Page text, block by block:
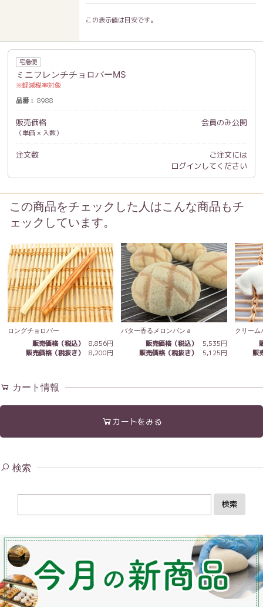
この表示値は目安です。
宅急便
ミニフレンチチョロバーMS
軽減税率対象
品番
8988
販売価格
（単価 × 入数）
会員のみ公開
注文数
ご注文には
ログイン してください
この商品をチェックした人はこんな商品もチ
ェックしています。
ロングチョロバー
販売価格（税込）
8,856円
販売価格（税抜き）
8,200円
バター香るメロンパンａ
販売価格（税込）
5,535円
販売価格（税抜き）
5,125円
クリーム
販
カート情報
カートをみる
検索
検索